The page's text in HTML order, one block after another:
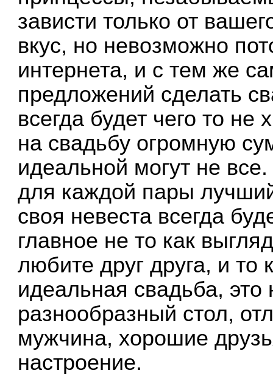
зависти только от
вкус, но невозможно
интернета, и с тем же
предложений сделать
всегда будет чего то не
на свадьбу огромную
идеальной могут не
для каждой пары
своя невеста всегда
главное не то как
любите друг друга, и то
идеальная свадьба,
разнообразный стол,
мужчина, хорошие
настроение.